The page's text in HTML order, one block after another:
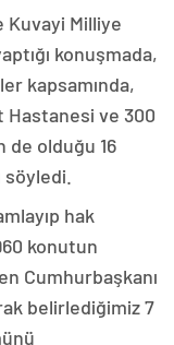
Kuvayi Milliye
konuşmada,
kapsamında,
Hastanesi ve 300
de olduğu 16
hak
konutun
Cumhurbaşkanı
belirlediğimiz 7